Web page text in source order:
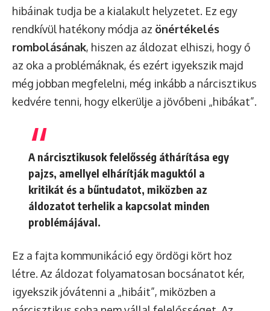
hibáinak tudja be a kialakult helyzetet. Ez egy
rendkívül hatékony módja az önértékelés
rombolásának, hiszen az áldozat elhiszi, hogy ő
az oka a problémáknak, és ezért igyekszik majd
még jobban megfelelni, még inkább a nárcisztikus
kedvére tenni, hogy elkerülje a jövőbeni „hibákat”.
A nárcisztikusok felelősség áthárítása egy
pajzs, amellyel elhárítják maguktól a
kritikát és a bűntudatot, miközben az
áldozatot terhelik a kapcsolat minden
problémájával.
Ez a fajta kommunikáció egy ördögi kört hoz
létre. Az áldozat folyamatosan bocsánatot kér,
igyekszik jóvátenni a „hibáit”, miközben a